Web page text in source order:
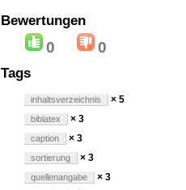
Bewertungen
0 0
Tags
inhaltsverzeichnis × 5
biblatex × 3
caption × 3
sortierung × 3
quellenangabe × 3